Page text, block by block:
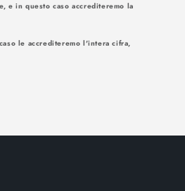
e in questo caso accrediteremo la
le accrediteremo l'intera cifra,